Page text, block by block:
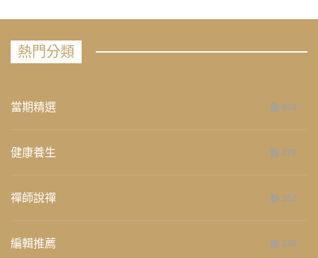
熱門分類
當期精選 658
健康養生 276
禪師說禪 267
編輯推薦 236